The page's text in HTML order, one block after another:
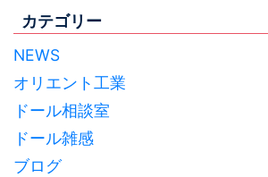
カテゴリー
NEWS
オリエント工業
ドール相談室
ドール雑感
ブログ